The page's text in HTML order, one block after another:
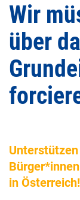
Wir
über
in Österreich!